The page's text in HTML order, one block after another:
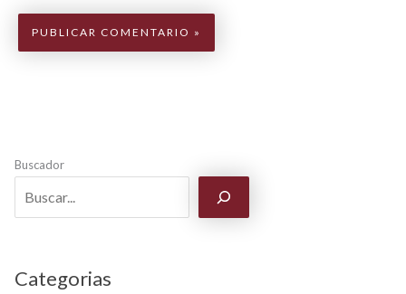
Buscador
Categorias